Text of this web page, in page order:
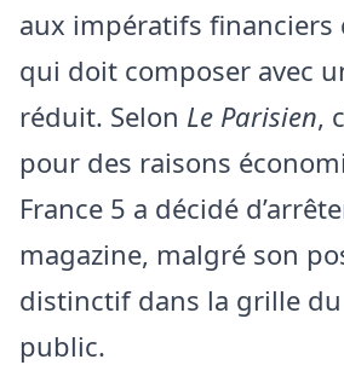
aux impératifs financiers
qui doit composer avec
réduit. Selon Le Parisien,
pour des raisons
France 5 a décidé
magazine, malgré son
distinctif dans la grille
public.